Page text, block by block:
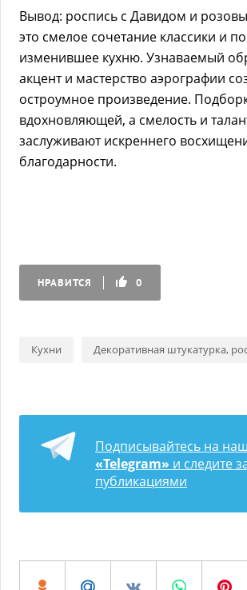
Вывод: роспись с Давидом и
это смелое сочетание классики и
изменившее кухню. Узнаваемый
акцент и мастерство аэрографии
остроумное произведение.
вдохновляющей, а смелость и
заслуживают искреннего
благодарности.
НРАВИТСЯ 0
Кухни Декоративная штукатурка,
Подписывайтесь на
«Telegram» и следите
публикациями